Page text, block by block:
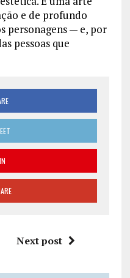
e de profundo
personagens — e, por
pessoas que
Next post